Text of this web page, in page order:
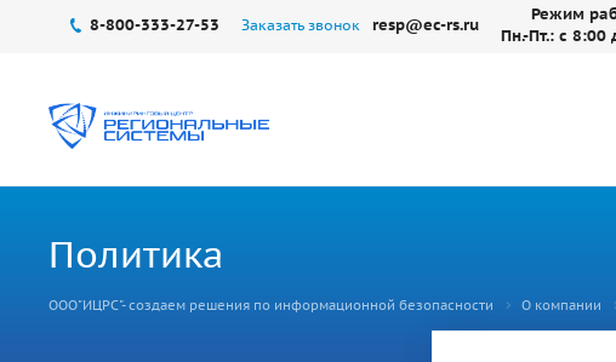
8-800-333-27-53 Заказать звонок resp@ec-rs.ru
Режим
Пн.-Пт.: с 8:00
Политика
ООО"ИЦРС"- создаем решения по информационной безопасности О компании